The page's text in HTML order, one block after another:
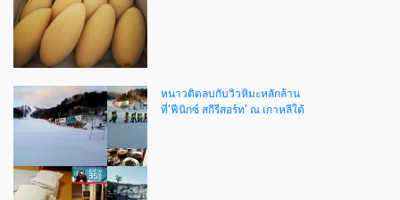
หนาวติดลบกับวิวหิมะหลักล้าน
ที่'ฟีนิกซ์ สกีรีสอร์ท' ณ เกาหลีใต้